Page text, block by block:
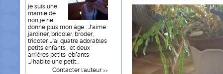
je suis une
mamie de
non je ne
donne plus mon âge . J'aime
jardiner, bricoler, broder,
tricoter. J'ai quatre adorables
petits enfants , et deux
arrières petits-ebfants
.J'habite une petit...
Contacter l'auteur >>